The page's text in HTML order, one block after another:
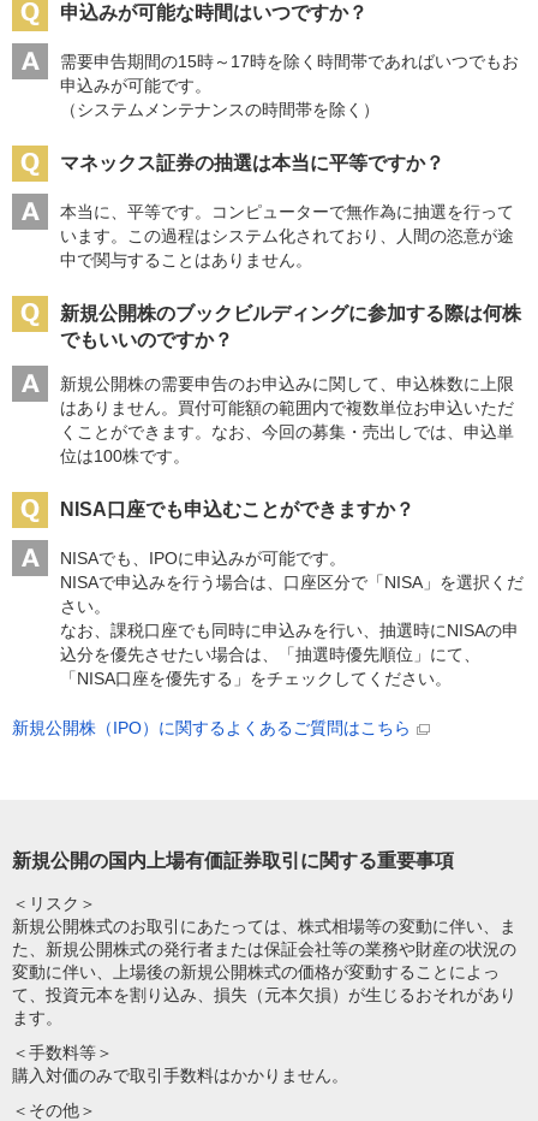
申込みが可能な時間はいつですか？
需要申告期間の15時～17時を除く時間帯であればいつでもお
申込みが可能です。
（システムメンテナンスの時間帯を除く）
マネックス証券の抽選は本当に平等ですか？
本当に、平等です。コンピューターで無作為に抽選を行って
います。この過程はシステム化されており、人間の恣意が途
中で関与することはありません。
新規公開株のブックビルディングに参加する際は何株
でもいいのですか？
新規公開株の需要申告のお申込みに関して、申込株数に上限
はありません。買付可能額の範囲内で複数単位お申込いただ
くことができます。なお、今回の募集・売出しでは、申込単
位は100株です。
NISA口座でも申込むことができますか？
NISAでも、IPOに申込みが可能です。
NISAで申込みを行う場合は、口座区分で「NISA」を選択くだ
さい。
なお、課税口座でも同時に申込みを行い、抽選時にNISAの申
込分を優先させたい場合は、「抽選時優先順位」にて、
「NISA口座を優先する」をチェックしてください。
新規公開株（IPO）に関するよくあるご質問はこちら
新規公開の国内上場有価証券取引に関する重要事項
＜リスク＞
新規公開株式のお取引にあたっては、株式相場等の変動に伴い、ま
た、新規公開株式の発行者または保証会社等の業務や財産の状況の
変動に伴い、上場後の新規公開株式の価格が変動することによっ
て、投資元本を割り込み、損失（元本欠損）が生じるおそれがあり
ます。
＜手数料等＞
購入対価のみで取引手数料はかかりません。
＜その他＞